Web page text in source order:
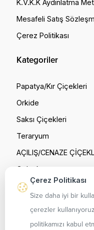
K.V.K.K Aydınlatma
Mesafeli Satış
Çerez Politikası
Kategoriler
Papatya/Kır Çiçekleri
Orkide
Saksı Çiçekleri
Teraryum
AÇILIŞ/CENAZE
Çelenk
Gül Buketleri
Çerez Politikası
Size daha iyi bir
çerezler
politikamızı kabul